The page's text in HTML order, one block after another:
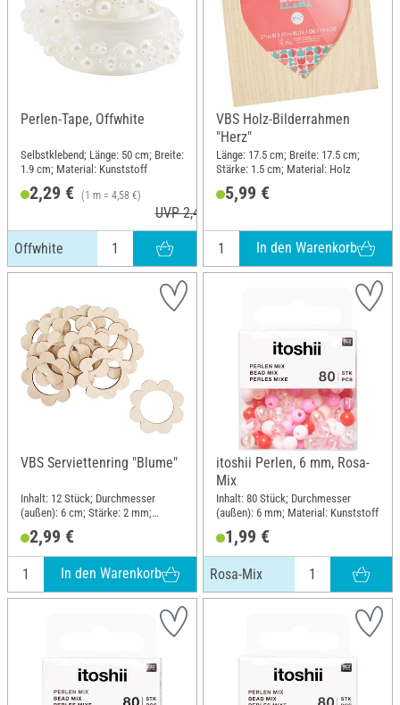
Perlen-Tape, Offwhite
Selbstklebend; Länge: 50 cm; Breite:
1.9 cm; Material: Kunststoff
2,29 € (1 m = 4,58 €)
UVP 2,49 €
Offwhite
VBS Holz-Bilderrahmen
"Herz"
Länge: 17.5 cm; Breite: 17.5 cm;
Stärke: 1.5 cm; Material: Holz
5,99 €
In den Warenkorb
VBS Serviettenring "Blume"
Inhalt: 12 Stück; Durchmesser
(außen): 6 cm; Stärke: 2 mm;
2,99 €
In den Warenkorb
itoshii Perlen, 6 mm, Rosa-
Mix
Inhalt: 80 Stück; Durchmesser
(außen): 6 mm; Material: Kunststoff
1,99 €
Rosa-Mix